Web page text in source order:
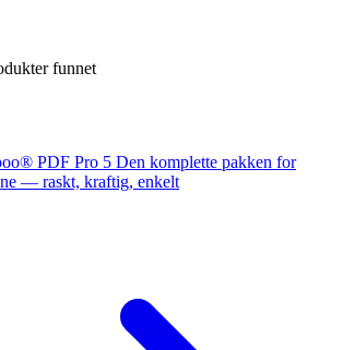
funnet
® PDF Pro 5 Den komplette pakken for
— raskt, kraftig, enkelt